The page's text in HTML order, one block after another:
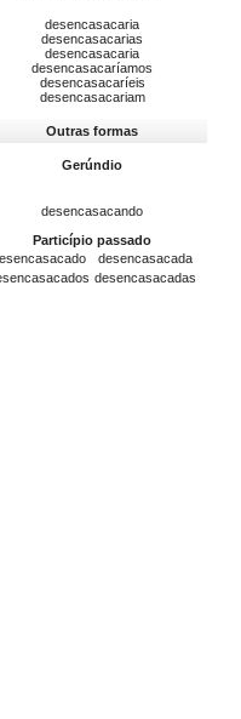
desencasacaria
desencasacarias
desencasacaria
desencasacaríamos
desencasacaríeis
desencasacariam
Outras formas
Gerúndio
desencasacando
Particípio passado
desencasacada
desencasacadas